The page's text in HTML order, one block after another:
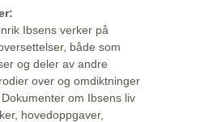
Ibsens verker på
både som
og deler av andre
over og omdiktninger
om Ibsens liv
hovedoppgaver,